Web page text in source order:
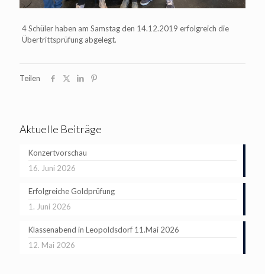
4 Schüler haben am Samstag den 14.12.2019 erfolgreich die
Übertrittsprüfung abgelegt.
Teilen
Aktuelle Beiträge
Konzertvorschau
16. Juni 2026
Erfolgreiche Goldprüfung
1. Juni 2026
Klassenabend in Leopoldsdorf 11.Mai 2026
12. Mai 2026